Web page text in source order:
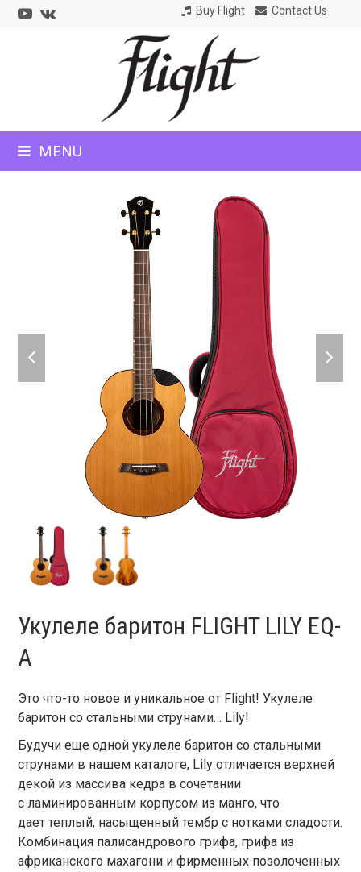
Youtube
VK Buy Flight Contact Us
MENU
slide
slide
Укулеле баритон FLIGHT LILY EQ-
A
Это что-то новое и уникальное от Flight! Укулеле
баритон со стальными струнами… Lily!
Будучи еще одной укулеле баритон со стальными
струнами в нашем каталоге, Lily отличается верхней
декой из массива кедра в сочетании
с ламинированным корпусом из манго, что
дает теплый, насыщенный тембр с нотками сладости.
Комбинация палисандрового грифа, грифа из
африканского махагони и фирменных позолоченных